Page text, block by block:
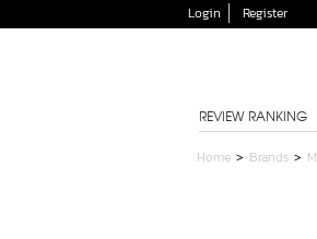
Login Register
REVIEW RANKING
Home > Brands >